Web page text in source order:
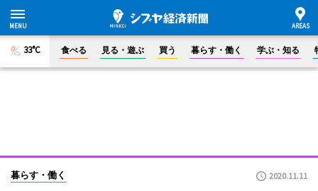
33°C 食べる 見る・遊ぶ 買う 暮らす・働く 学ぶ・知る
暮らす・働く 2020.11.11